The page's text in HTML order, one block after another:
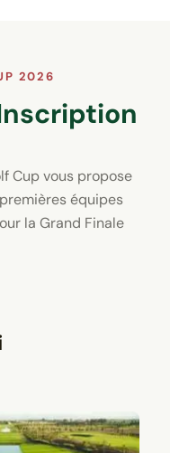
2026
Cup vous propose
équipes
la Grand Finale